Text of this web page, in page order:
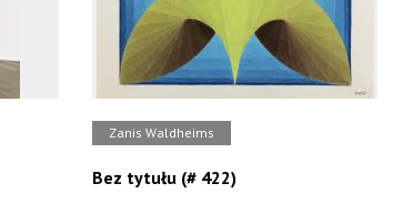
Zanis Waldheims
Bez tytułu (# 422)